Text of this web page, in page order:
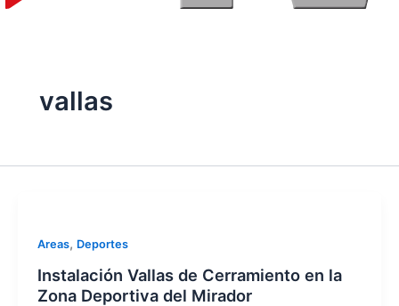
vallas
Areas, Deportes
Instalación Vallas de Cerramiento en la
Zona Deportiva del Mirador